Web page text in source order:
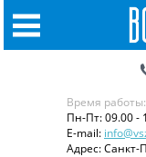
Время работы:
Пн-Пт: 09.00 -
E-mail:
Адрес: Санкт-